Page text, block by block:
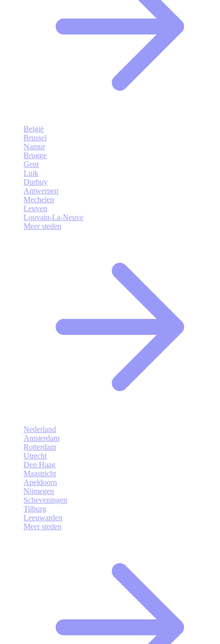
België
Brussel
Namur
Brugge
Gent
Luik
Durbuy
Antwerpen
Mechelen
Leuven
Louvain-La-Neuve
Meer steden
Nederland
Amsterdam
Rotterdam
Utrecht
Den Haag
Maastricht
Apeldoorn
Nijmegen
Scheveningen
Tilburg
Leeuwarden
Meer steden